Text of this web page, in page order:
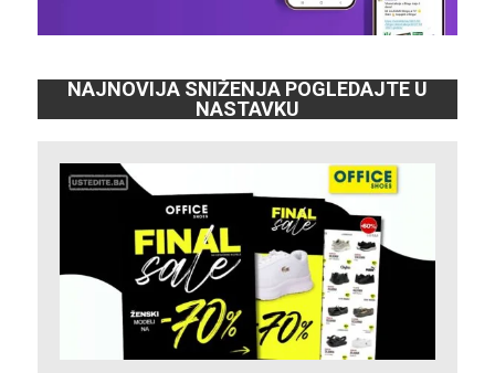
NAJNOVIJA SNIŽENJA POGLEDAJTE U
NASTAVKU